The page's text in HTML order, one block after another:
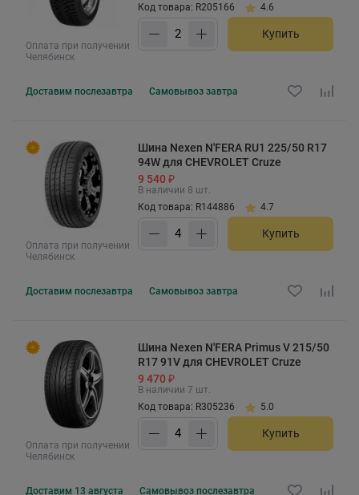
Оплата при получении
Челябинск
Код товара: R205166
4.6
Купить
Доставим послезавтра Самовывоз завтра
Оплата при получении
Челябинск
Шина Nexen N'FERA RU1 225/50 R17
94W для CHEVROLET Cruze
9 540 ₽
В наличии 8 шт.
Код товара: R144886
4.7
Купить
Доставим послезавтра Самовывоз завтра
Оплата при получении
Челябинск
Шина Nexen N'FERA Primus V 215/50
R17 91V для CHEVROLET Cruze
9 470 ₽
В наличии 7 шт.
Код товара: R305236
5.0
Купить
Доставим 13 августа Самовывоз послезавтра